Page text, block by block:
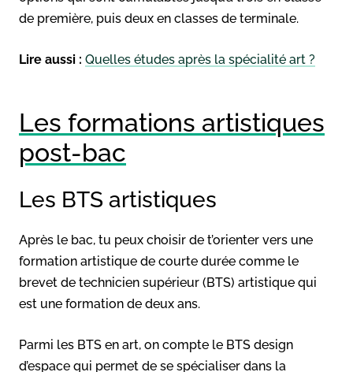
de première, puis deux en classes de terminale.
Lire aussi : Quelles études après la spécialité art ?
Les formations artistiques
post-bac
Les BTS artistiques
Après le bac, tu peux choisir de t’orienter vers une
formation artistique de courte durée comme le
brevet de technicien supérieur (BTS) artistique qui
est une formation de deux ans.
Parmi les BTS en art, on compte le BTS design
d’espace qui permet de se spécialiser dans la